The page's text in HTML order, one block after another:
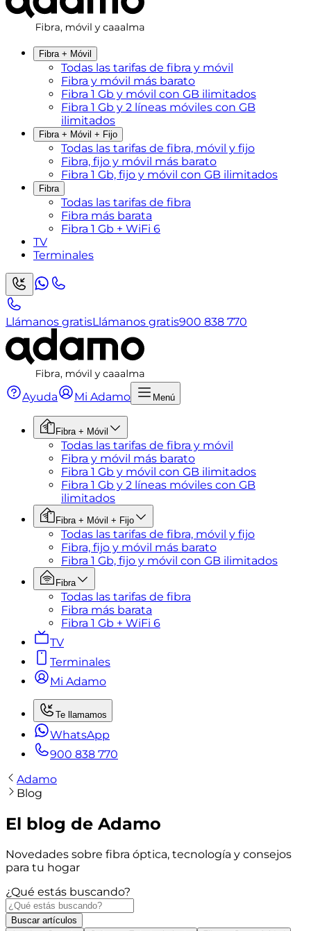
Fibra + Móvil
Todas las tarifas de fibra y móvil
Fibra y móvil más barato
Fibra 1 Gb y móvil con GB ilimitados
Fibra 1 Gb y 2 líneas móviles con GB
ilimitados
Fibra + Móvil + Fijo
Todas las tarifas de fibra, móvil y fijo
Fibra, fijo y móvil más barato
Fibra 1 Gb, fijo y móvil con GB ilimitados
Fibra
Todas las tarifas de fibra
Fibra más barata
Fibra 1 Gb + WiFi 6
TV
Terminales
Llámanos gratisLlámanos gratis900 838 770
Ayuda Mi Adamo Menú
Fibra + Móvil
Todas las tarifas de fibra y móvil
Fibra y móvil más barato
Fibra 1 Gb y móvil con GB ilimitados
Fibra 1 Gb y 2 líneas móviles con GB
ilimitados
Fibra + Móvil + Fijo
Todas las tarifas de fibra, móvil y fijo
Fibra, fijo y móvil más barato
Fibra 1 Gb, fijo y móvil con GB ilimitados
Fibra
Todas las tarifas de fibra
Fibra más barata
Fibra 1 Gb + WiFi 6
TV
Terminales
Mi Adamo
Te llamamos
WhatsApp
900 838 770
Adamo
Blog
El blog de Adamo
Novedades sobre fibra óptica, tecnología y consejos
para tu hogar
¿Qué estás buscando?
Buscar artículos